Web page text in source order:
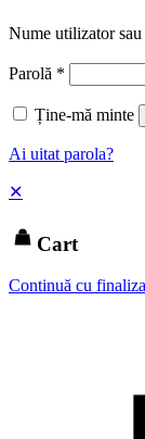
Nume utilizator sau
Parolă *
Ține-mă minte
Ai uitat parola?
✕
Cart
Continuă cu